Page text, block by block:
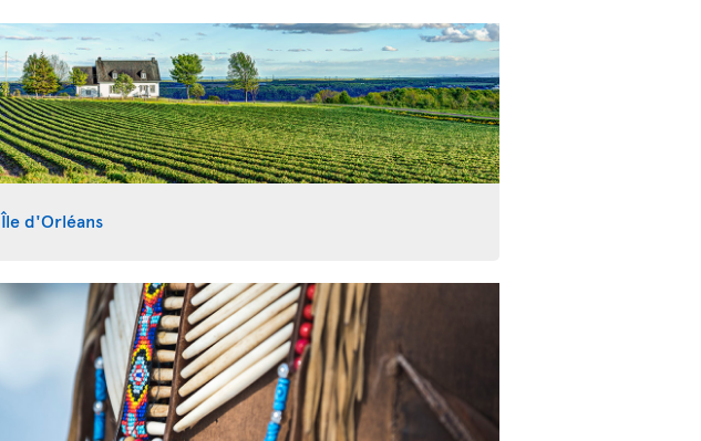
Île d'Orléans